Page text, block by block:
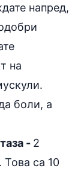
напред,
на
боли, а
- 2
Това са 10